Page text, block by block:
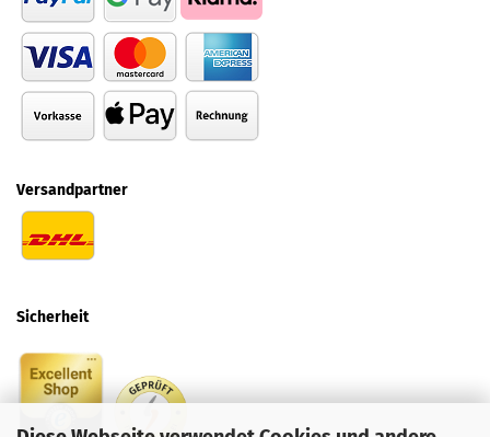
Versandpartner
Sicherheit